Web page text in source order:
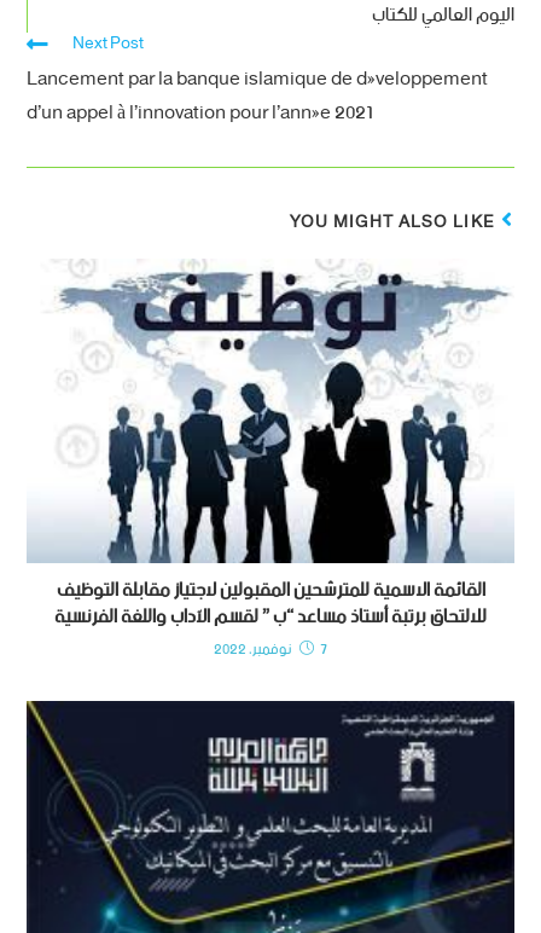
اليوم العالمي للكتاب
Next Post
Lancement par la banque islamique de développement
d’un appel à l’innovation pour l’année 2021
YOU MIGHT ALSO LIKE
القائمة الاسمية للمترشحين المقبولين لاجتياز مقابلة التوظيف
للالتحاق برتبة أستاذ مساعد “ب ” لقسم الآداب واللغة الفرنسية
7 نوفمبر، 2022